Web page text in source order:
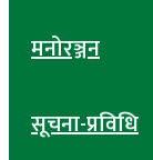
मनोरञ्जन
सूचना-प्रविधि